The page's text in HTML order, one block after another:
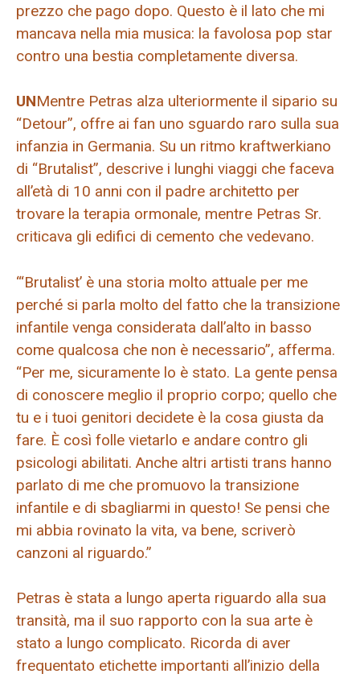
prezzo che pago dopo. Questo è il lato che mi
mancava nella mia musica: la favolosa pop star
contro una bestia completamente diversa.
UNMentre Petras alza ulteriormente il sipario su
“Detour”, offre ai fan uno sguardo raro sulla sua
infanzia in Germania. Su un ritmo kraftwerkiano
di “Brutalist”, descrive i lunghi viaggi che faceva
all’età di 10 anni con il padre architetto per
trovare la terapia ormonale, mentre Petras Sr.
criticava gli edifici di cemento che vedevano.
“‘Brutalist’ è una storia molto attuale per me
perché si parla molto del fatto che la transizione
infantile venga considerata dall’alto in basso
come qualcosa che non è necessario”, afferma.
“Per me, sicuramente lo è stato. La gente pensa
di conoscere meglio il proprio corpo; quello che
tu e i tuoi genitori decidete è la cosa giusta da
fare. È così folle vietarlo e andare contro gli
psicologi abilitati. Anche altri artisti trans hanno
parlato di me che promuovo la transizione
infantile e di sbagliarmi in questo! Se pensi che
mi abbia rovinato la vita, va bene, scriverò
canzoni al riguardo.”
Petras è stata a lungo aperta riguardo alla sua
transità, ma il suo rapporto con la sua arte è
stato a lungo complicato. Ricorda di aver
frequentato etichette importanti all’inizio della